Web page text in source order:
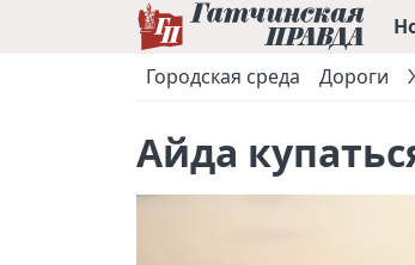
Городская среда
Дороги
Айда